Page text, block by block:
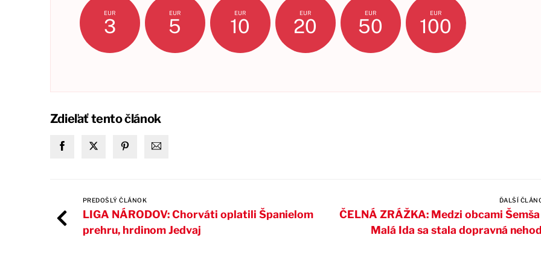
EUR
3
EUR
5
EUR
10
EUR
20
EUR
50
EUR
100
Zdieľať tento článok
PREDOŠLÝ ČLÁNOK
LIGA NÁRODOV: Chorváti oplatili Španielom
prehru, hrdinom Jedvaj
ĎALŠÍ
ČELNÁ ZRÁŽKA: Medzi obcami Šemša
Malá Ida sa stala dopravná